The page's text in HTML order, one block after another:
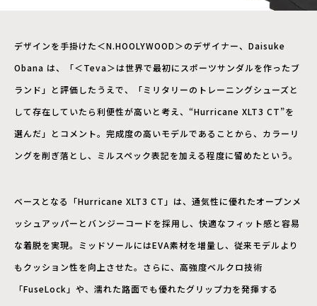
デザインを手掛けた＜N.HOOLYWOOD＞のデザイナー、Daisuke
Obana は、「＜Teva＞は世界で最初にスポーツサンダルを作ったブ
ランド」と評価したうえで、「ミリタリーのトレーニングシューズと
して存在していたら利便性が高いと考え、“Hurricane XLT3 CT”を
選んだ」とコメント。完成度の高いモデルであることから、カラーリ
ングを削ぎ落とし、ミルスペック表記を加える程度に留めたという。
ベースとなる「Hurricane XLT3 CT」は、通気性に優れたオープンメ
ッシュアッパーとバンジーコードを採用し、快適なフィット感と容易
な着脱を実現。ミッドソールにはEVA素材を増量し、従来モデルより
もクッション性を向上させた。さらに、高強度ベルクロ技術
「FuseLock」や、濡れた路面でも優れたグリップ力を発揮する